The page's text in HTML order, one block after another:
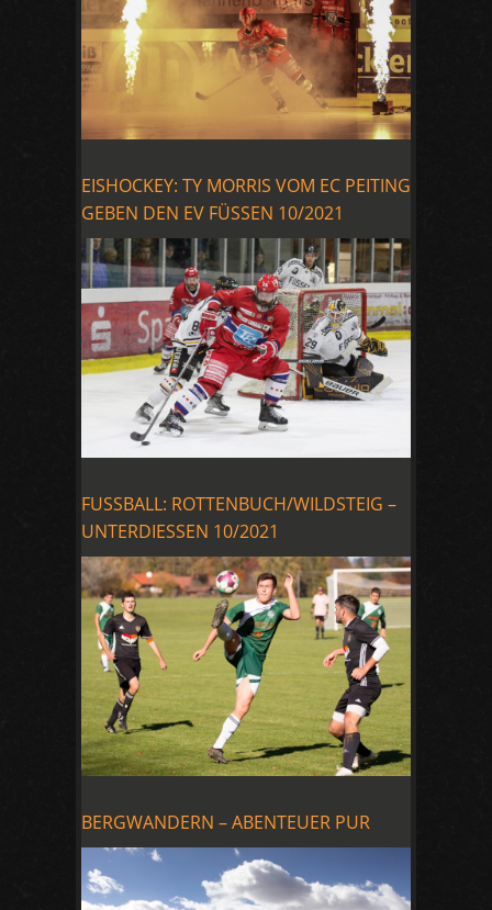
EISHOCKEY: TY MORRIS VOM EC PEITING
GEBEN DEN EV FÜSSEN 10/2021
FUSSBALL: ROTTENBUCH/WILDSTEIG –
UNTERDIESSEN 10/2021
BERGWANDERN – ABENTEUER PUR